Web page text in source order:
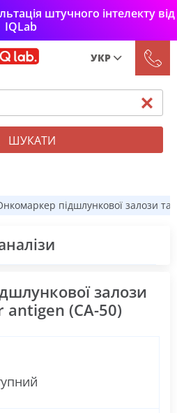
штучного інтелекту від
IQLab
УКР
Укр
ШУКАТИ
підшлункової залози
залози
antigen (СА-50)